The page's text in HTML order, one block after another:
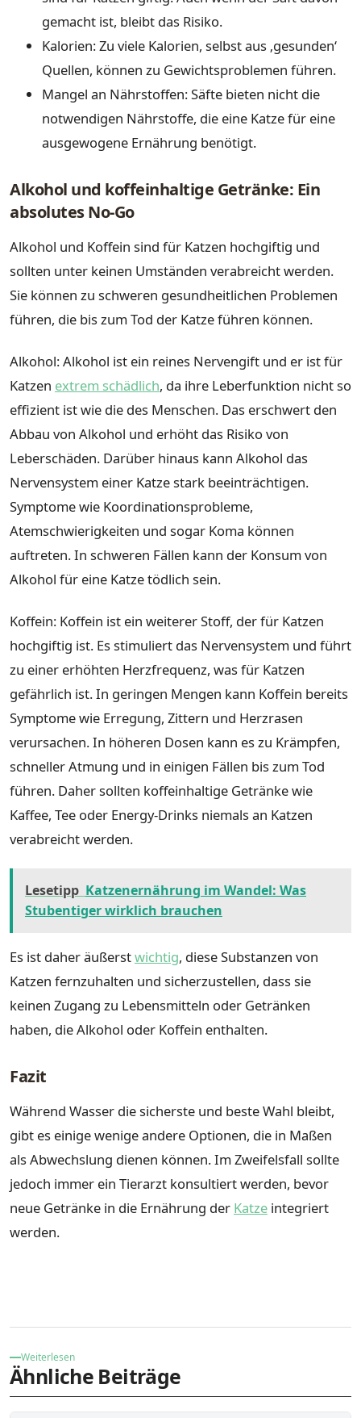
gemacht ist, bleibt das Risiko.
Kalorien: Zu viele Kalorien, selbst aus ‚gesunden‘
Quellen, können zu Gewichtsproblemen führen.
Mangel an Nährstoffen: Säfte bieten nicht die
notwendigen Nährstoffe, die eine Katze für eine
ausgewogene Ernährung benötigt.
Alkohol und koffeinhaltige Getränke: Ein
absolutes No-Go
Alkohol und Koffein sind für Katzen hochgiftig und
sollten unter keinen Umständen verabreicht werden.
Sie können zu schweren gesundheitlichen Problemen
führen, die bis zum Tod der Katze führen können.
Alkohol: Alkohol ist ein reines Nervengift und er ist für
Katzen extrem schädlich, da ihre Leberfunktion nicht so
effizient ist wie die des Menschen. Das erschwert den
Abbau von Alkohol und erhöht das Risiko von
Leberschäden. Darüber hinaus kann Alkohol das
Nervensystem einer Katze stark beeinträchtigen.
Symptome wie Koordinationsprobleme,
Atemschwierigkeiten und sogar Koma können
auftreten. In schweren Fällen kann der Konsum von
Alkohol für eine Katze tödlich sein.
Koffein: Koffein ist ein weiterer Stoff, der für Katzen
hochgiftig ist. Es stimuliert das Nervensystem und führt
zu einer erhöhten Herzfrequenz, was für Katzen
gefährlich ist. In geringen Mengen kann Koffein bereits
Symptome wie Erregung, Zittern und Herzrasen
verursachen. In höheren Dosen kann es zu Krämpfen,
schneller Atmung und in einigen Fällen bis zum Tod
führen. Daher sollten koffeinhaltige Getränke wie
Kaffee, Tee oder Energy-Drinks niemals an Katzen
verabreicht werden.
Lesetipp Katzenernährung im Wandel: Was
Stubentiger wirklich brauchen
Es ist daher äußerstwichtig, diese Substanzen von
Katzen fernzuhalten und sicherzustellen, dass sie
keinen Zugang zu Lebensmitteln oder Getränken
haben, die Alkohol oder Koffein enthalten.
Fazit
Während Wasser die sicherste und beste Wahl bleibt,
gibt es einige wenige andere Optionen, die in Maßen
als Abwechslung dienen können. Im Zweifelsfall sollte
jedoch immer ein Tierarzt konsultiert werden, bevor
neue Getränke in die Ernährung der Katze integriert
werden.
Weiterlesen
Ähnliche Beiträge